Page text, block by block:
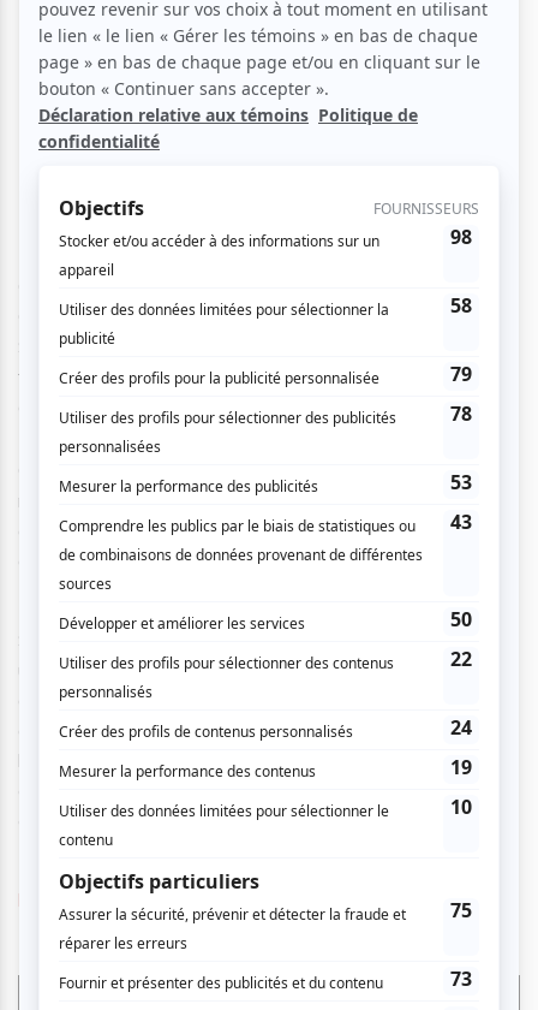
Le prix des billets de cet événement varie
quotidiennement. Le montant affiché sur
atuvu.ca est fourni à titre indicatif
uniquement.
Création de la compositrice montréalaise Ana Sokolović,
Clown(s) est une ode à l’humanité. Inspirée des univers de
Sand, Fellini, Chaplin et Keaton, la « favola in musica » –
fable musicale – explore à travers sept tableaux les
grandes étapes et émotions de la vie.
Cette fresque conjuguant langue inventée, musique et
magie se déploiera dans le monde fantastique du cirque et
des saltimbanques. Une production qui promet
d’émerveiller et d’émouvoir.
Seul sur scène, un clown ouvre sa valise, libérant tout son
univers intérieur et imaginaire. Commence alors un voyage
à travers les multiples étapes de la vie, de la naissance au
grand âge, en passant par la découverte, l’émerveillement,
l’amour, la joie, le conflit, la tristesse et l’ultime sérénité. Un
célèbrent la grandeur de l’humanité.
https://operademontreal.com/programmes/clowns